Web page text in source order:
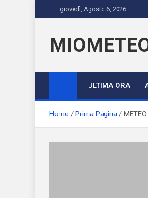
to
giovedì, Agosto 6, 2026
ULTIMA ORA
Home Prima Pagina